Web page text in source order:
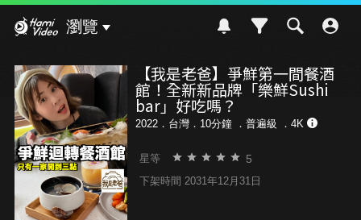
瀏覽
【我是老爸】爭鮮第一間餐酒
館！全新新品牌「樂鮮Sushi
bar」好吃嗎？
2022．台灣．10分鐘 ． 普遍級 ．4K
星等 5
下架時間 2031年12月31日